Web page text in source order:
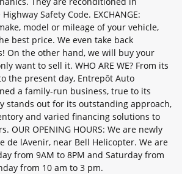
Safety Code. EXCHANGE:
model or mileage of your vehicle,
best price. We even take back
On the other hand, we will buy your
want to sell it. WHO ARE WE? From its
the present day, Entrepôt Auto
a family-run business, true to its
stands out for its outstanding approach,
and varied financing solutions to
OUR OPENING HOURS: We are newly
de lAvenir, near Bell Helicopter. We are
from 9AM to 8PM and Saturday from
from 10 am to 3 pm.